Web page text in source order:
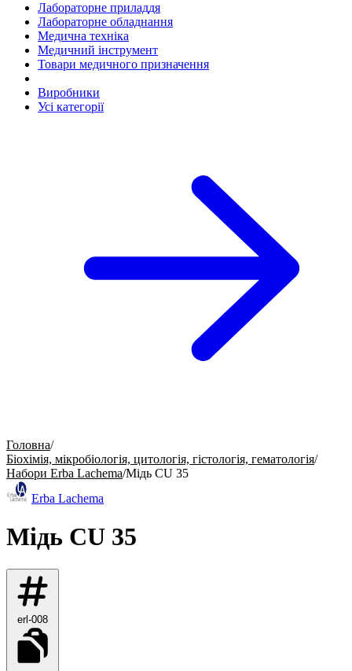
Лабораторне приладдя
Лабораторне обладнання
Медична техніка
Медичний інструмент
Товари медичного призначення
Виробники
Усі категорії
Головна/
Біохімія, мікробіологія, цитологія, гістологія, гематологія/
Набори Erba Lachema/Мідь CU 35
Erba Lachema
Мідь CU 35
erl-008